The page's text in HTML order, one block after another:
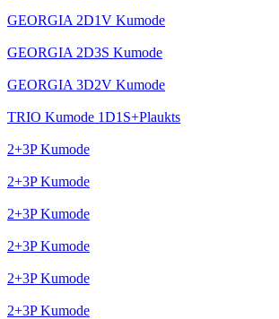
GEORGIA 2D1V Kumode
GEORGIA 2D3S Kumode
GEORGIA 3D2V Kumode
TRIO Kumode 1D1S+Plaukts
2+3P Kumode
2+3P Kumode
2+3P Kumode
2+3P Kumode
2+3P Kumode
2+3P Kumode